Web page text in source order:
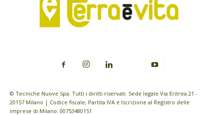
© Tecniche Nuove Spa. Tutti i diritti riservati. Sede legale Via Eritrea 21 -
20157 Milano | Codice fiscale, Partita IVA e Iscrizione al Registro delle
imprese di Milano: 00753480151